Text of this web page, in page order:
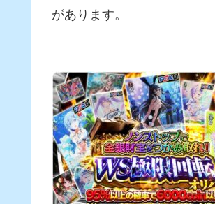
があります。